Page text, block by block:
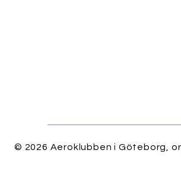
© 2026 Aeroklubben i Göteborg,